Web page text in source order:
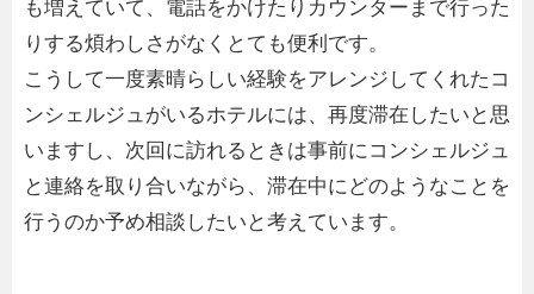
も増えていて、電話をかけたりカウンターまで行った
りする煩わしさがなくとても便利です。
こうして一度素晴らしい経験をアレンジしてくれたコ
ンシェルジュがいるホテルには、再度滞在したいと思
いますし、次回に訪れるときは事前にコンシェルジュ
と連絡を取り合いながら、滞在中にどのようなことを
行うのか予め相談したいと考えています。